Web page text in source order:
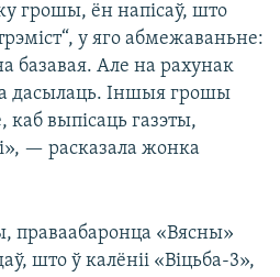
грошы, ён напісаў, што
у яго абмежаваньне:
базавая. Але на рахунак
дасылаць. Іншыя грошы
каб выпісаць газэты,
— расказала жонка
праваабаронца «Вясны»
што ў калёніі «Віцьба-3»,